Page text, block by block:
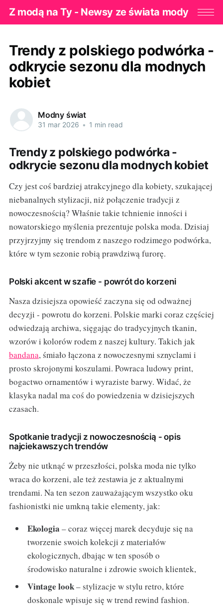
Z modą na Ty - Newsy ze świata mody
Trendy z polskiego podwórka -
odkrycie sezonu dla modnych
kobiet
Modny świat
31 mar 2026 • 1 min read
Trendy z polskiego podwórka -
odkrycie sezonu dla modnych kobiet
Czy jest coś bardziej atrakcyjnego dla kobiety, szukającej
niebanalnych stylizacji, niż połączenie tradycji z
nowoczesnością? Właśnie takie tchnienie inności i
nowatorskiego myślenia prezentuje polska moda. Dzisiaj
przyjrzyjmy się trendom z naszego rodzimego podwórka,
które w tym sezonie robią prawdziwą furorę.
Polski akcent w szafie - powrót do korzeni
Nasza dzisiejsza opowieść zaczyna się od odważnej
decyzji - powrotu do korzeni. Polskie marki coraz częściej
odwiedzają archiwa, sięgając do tradycyjnych tkanin,
wzorów i kolorów rodem z naszej kultury. Takich jak
bandana, śmiało łączona z nowoczesnymi sznyclami i
prosto skrojonymi koszulami. Powraca ludowy print,
bogactwo ornamentów i wyraziste barwy. Widać, że
klasyka nadal ma coś do powiedzenia w dzisiejszych
czasach.
Spotkanie tradycji z nowoczesnością - opis
najciekawszych trendów
Żeby nie utknąć w przeszłości, polska moda nie tylko
wraca do korzeni, ale też zestawia je z aktualnymi
trendami. Na ten sezon zauważającym wszystko oku
fashionistki nie umkną takie elementy, jak:
Ekologia – coraz więcej marek decyduje się na
tworzenie swoich kolekcji z materiałów
ekologicznych, dbając w ten sposób o
środowisko naturalne i zdrowie swoich klientek,
Vintage look– stylizacje w stylu retro, które
doskonale wpisuje się w trend rewind fashion.